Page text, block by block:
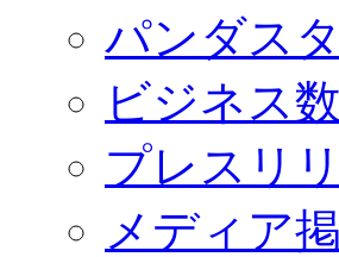
パンダス
ビジネス
プレスリ
メディア